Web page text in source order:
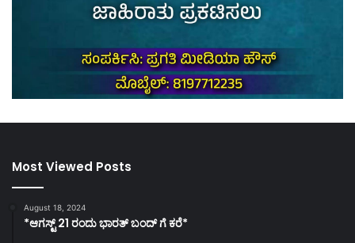
Most Viewed Posts
August 18, 2024
*ಆಗಸ್ಟ್ 21 ರಂದು ಭಾರತ್‌ ಬಂದ್‌ ಗೆ ಕರೆ*